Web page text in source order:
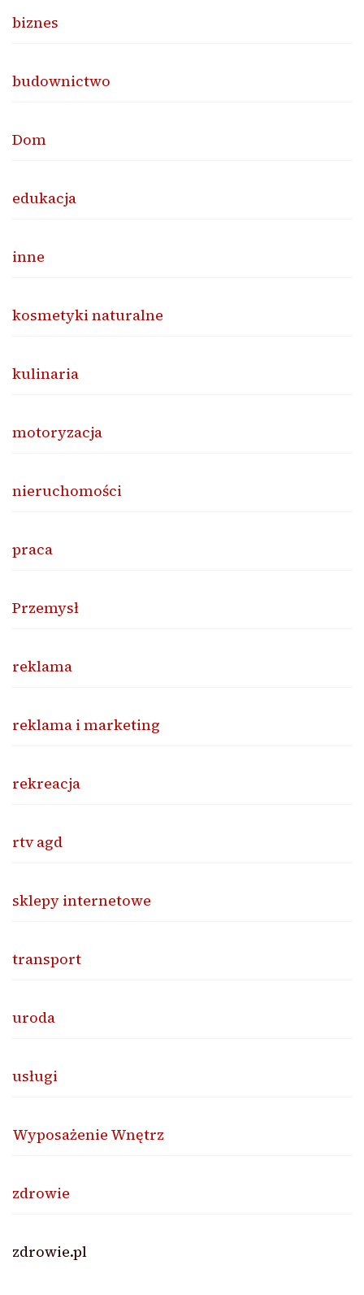
biznes
budownictwo
Dom
edukacja
inne
kosmetyki naturalne
kulinaria
motoryzacja
nieruchomości
praca
Przemysł
reklama
reklama i marketing
rekreacja
rtv agd
sklepy internetowe
transport
uroda
usługi
Wyposażenie Wnętrz
zdrowie
zdrowie.pl